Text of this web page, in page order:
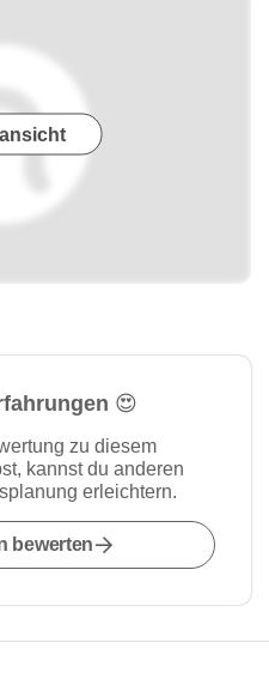
😍
zu diesem
kannst du anderen
erleichtern.
bewerten